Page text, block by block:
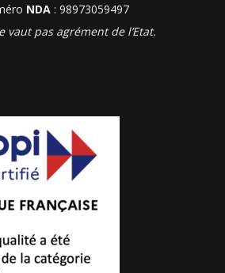
NDA : 98973059497
vaut pas agrément de l’Etat.